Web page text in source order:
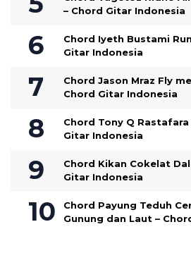
– Chord Gitar Indonesia
Chord Iyeth Bustami
Gitar Indonesia
Chord Jason Mraz Fly
Chord Gitar Indonesia
Chord Tony Q
Gitar Indonesia
Chord Kikan Cokelat
Gitar Indonesia
Chord Payung Teduh
Gunung dan Laut –